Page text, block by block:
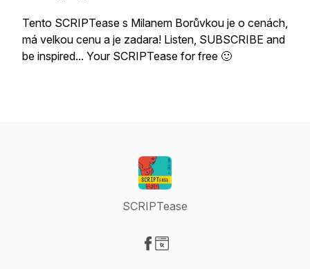
Tento SCRIPTease s Milanem Borůvkou je o cenách,
má velkou cenu a je zadara! Listen, SUBSCRIBE and
be inspired... Your SCRIPTease for free 🙂
SCRIPTease